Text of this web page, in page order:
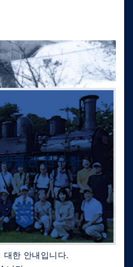
물관 친구회
대한 안내입니다.